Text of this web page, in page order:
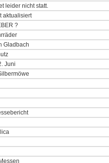
leider nicht statt.
aktualisiert
?
Gladbach
Juni